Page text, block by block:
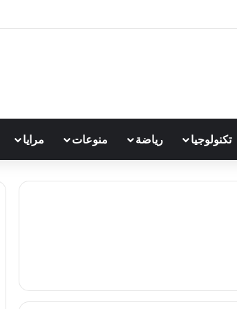
تكنولوجيا رياضة منوعات مرايا